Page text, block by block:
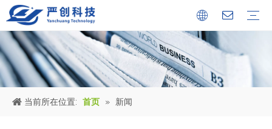
当前所在位置: 首页 » 新闻